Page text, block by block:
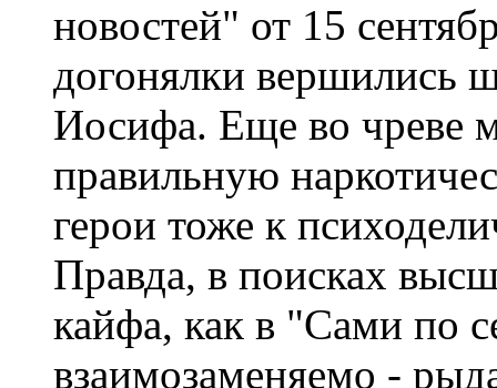
новостей" от 15
догонялки вершились
Иосифа. Еще во чреве
правильную
герои тоже к
Правда, в поисках
кайфа, как в "Сами по
взаимозаменяемо -